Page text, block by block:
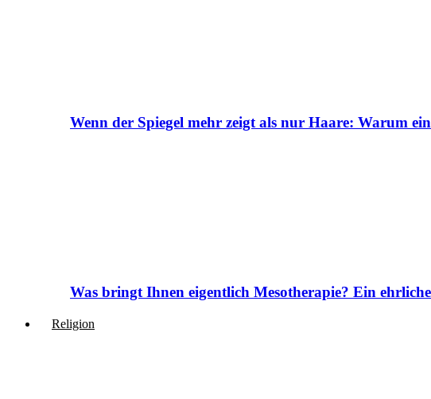
Wenn der Spiegel mehr zeigt als nur Haare: Warum
Was bringt Ihnen eigentlich Mesotherapie? Ein
Religion